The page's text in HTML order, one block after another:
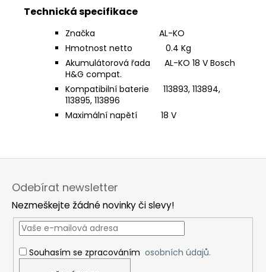
Technická specifikace
Značka AL-KO
Hmotnost netto 0.4 Kg
Akumulátorová řada AL-KO 18 V Bosch
H&G compat.
Kompatibilní baterie 113893, 113894,
113895, 113896
Maximální napětí 18 V
Odebírat newsletter
Nezmeškejte žádné novinky či slevy!
Souhasím se zpracováním osobních údajů.